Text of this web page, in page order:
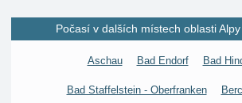
Počasí v dalších místech oblasti
Aschau Bad Endorf Bad
Bad Staffelstein - Oberfranken